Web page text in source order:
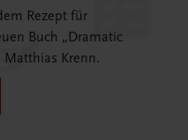
Rezept für
Buch „Dramatic
Matthias Krenn.